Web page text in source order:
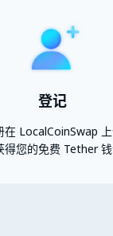
登记
在 LocalCoinSwap
得您的免费 Tether 钱